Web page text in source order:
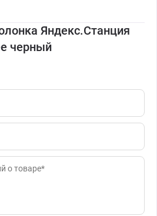
Яндекс.Станция
черный